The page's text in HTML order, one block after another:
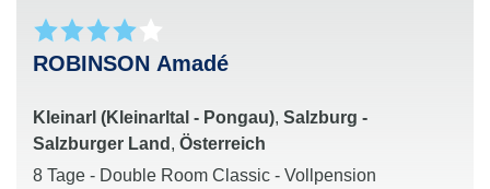
ROBINSON Amadé
Kleinarl (Kleinarltal - Pongau), Salzburg -
Salzburger Land , Österreich
8 Tage - Double Room Classic - Vollpension